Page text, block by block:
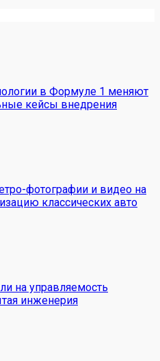
в Формуле 1 меняют
кейсы внедрения
фотографии и видео на
классических авто
на управляемость
инженерия